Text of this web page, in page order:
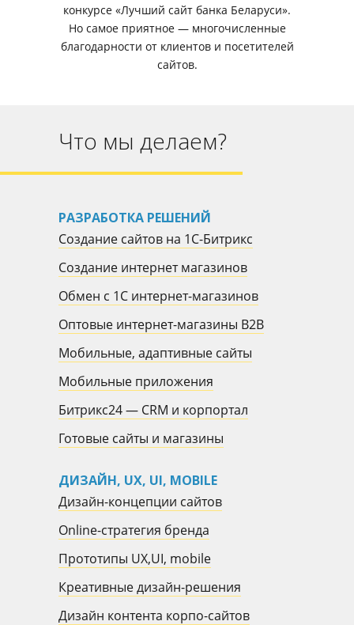
конкурсе «Лучший сайт банка Беларуси».
Но самое приятное — многочисленные
благодарности от клиентов и посетителей
сайтов.
Что мы делаем?
РАЗРАБОТКА РЕШЕНИЙ
Создание сайтов на 1С-Битрикс
Создание интернет магазинов
Обмен с 1С интернет-магазинов
Оптовые интернет-магазины B2B
Мобильные, адаптивные сайты
Мобильные приложения
Битрикс24 — CRM и корпортал
Готовые сайты и магазины
ДИЗАЙН, UX, UI, MOBILE
Дизайн-концепции сайтов
Online-стратегия бренда
Прототипы UX,UI, mobile
Креативные дизайн-решения
Дизайн контента корпо-сайтов